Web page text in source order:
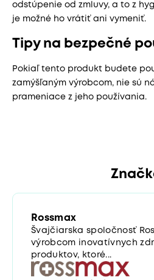
odstúpenie od zmluvy, a to z
je možné ho vrátiť ani vymeniť.
Tipy na bezpečné
Pokiaľ tento produkt budete
zamýšľaným výrobcom, nie sú
prameniace z jeho používania.
Rossmax
Švajčiarska spoločnosť
výrobcom inovatívnych
produktov, ktoré...